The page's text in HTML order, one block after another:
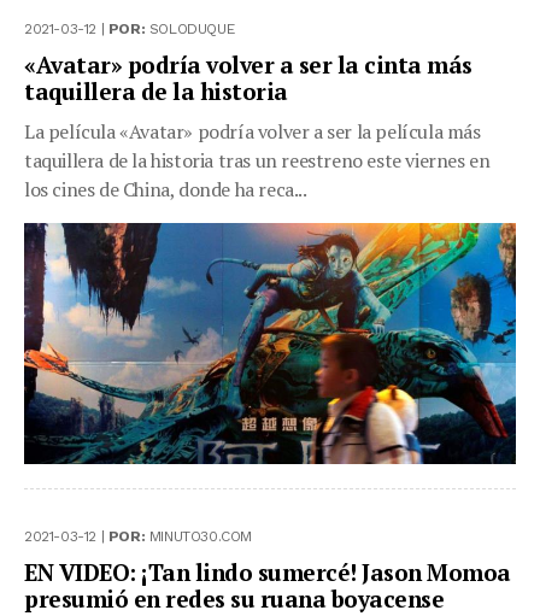
2021-03-12 | POR: SOLODUQUE
«Avatar» podría volver a ser la cinta más
taquillera de la historia
La película «Avatar» podría volver a ser la película más
taquillera de la historia tras un reestreno este viernes en
los cines de China, donde ha reca...
2021-03-12 | POR: MINUTO30.COM
EN VIDEO: ¡Tan lindo sumercé! Jason Momoa
presumió en redes su ruana boyacense